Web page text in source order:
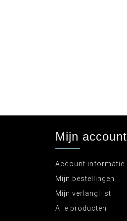
Mijn account
Account informatie
Mijn bestellingen
Mijn verlanglijst
Alle producten